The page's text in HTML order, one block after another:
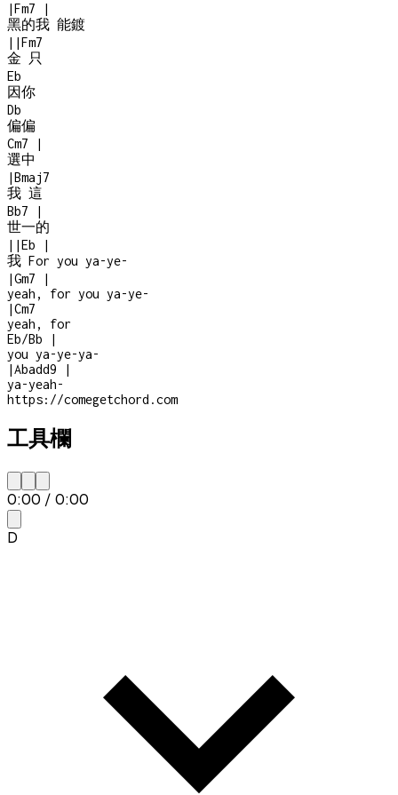
|Fm7
|
黑的我 能鍍
| |Fm7
金 只
Eb
因你
Db
偏偏
Cm7
|
選中
|Bmaj7
我 這
Bb7
|
世一的
| |Eb
|
我 For you ya-ye-
|Gm7
|
yeah, for you ya-ye-
|Cm7
yeah, for
Eb/Bb
|
you ya-ye-ya-
|Abadd9
|
ya-yeah-
https://comegetchord.com
工具欄
0:00 / 0:00
D